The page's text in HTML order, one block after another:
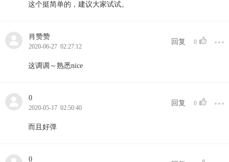
这个挺简单的，建议大家试试。
肖赞赞
2020-06-27 02:27:12
回复 0
这调调～熟悉nice
0
2020-05-17 02:50:40
回复 0
而且好弹
0